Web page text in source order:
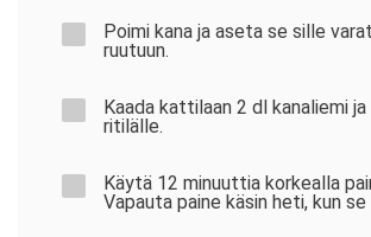
Poimi kana ja aseta se sille
ruutuun.
Kaada kattilaan 2 dl kanaliemi
ritilälle.
Käytä 12 minuuttia korkealla
Vapauta paine käsin heti, kun